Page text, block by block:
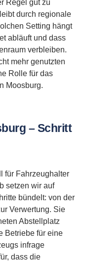
Regel gut zu
durch regionale
Setting hängt
abläuft und dass
verbleiben.
mehr genutzten
Rolle für das
Moosburg.
– Schritt
für Fahrzeughalter
setzen wir auf
bündelt: von der
Verwertung. Sie
Abstellplatz
Betriebe für eine
infrage
dass die